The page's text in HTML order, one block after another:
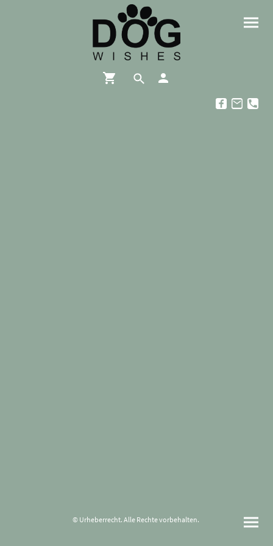
© Urheberrecht. Alle Rechte vorbehalten.